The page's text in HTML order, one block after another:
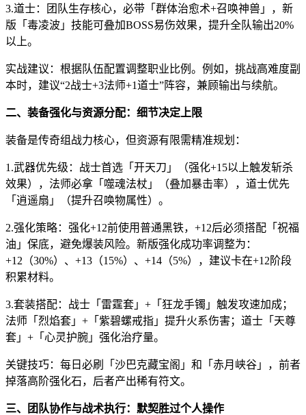
3.道士：团队生存核心，必带「群体治愈术+召唤神兽」，新
版「毒凌波」技能可叠加BOSS易伤效果，提升全队输出20%
以上。
实战建议：根据队伍配置调整职业比例。例如，挑战高难度副
本时，建议“2战士+3法师+1道士”阵容，兼顾输出与续航。
二、装备强化与资源分配：细节决定上限
装备是传奇组战力核心，但资源有限需精准规划：
1.武器优先级：战士首选「开天刀」（强化+15以上触发斩杀
效果），法师必拿「噬魂法杖」（叠加暴击率），道士优先
「逍遥扇」（提升召唤物属性）。
2.强化策略：强化+12前使用普通黑铁，+12后必须搭配「祝福
油」保底，避免爆装风险。新版强化成功率调整为：
+12（30%）、+13（15%）、+14（5%），建议卡在+12阶段
积累材料。
3.套装搭配：战士「雷霆套」+「狂龙手镯」触发攻速加成；
法师「烈焰套」+「紫碧螺戒指」提升火系伤害；道士「天尊
套」+「心灵护腕」强化治疗量。
关键技巧：每日必刷「沙巴克藏宝阁」和「赤月峡谷」，前者
掉落高阶强化石，后者产出稀有符文。
三、团队协作与战术执行：默契胜过个人操作